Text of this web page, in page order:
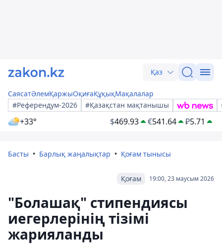
Қаз
СаясатӘлемҚаржыОқиғаҚұқықМақалалар
#Референдум-2026
#Қазақстан мақтанышы
+33° $469.93 €541.64 ₽5.71
Басты Барлық жаңалықтар Қоғам тынысы
19:00, 23 маусым 2026
Қоғам
"Болашақ" стипендиясы
иегерлерінің тізімі
жарияланды